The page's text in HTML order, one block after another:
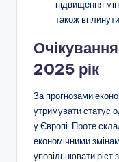
підвищення
також
2025 рік
За прогнозами
утримувати статус
у Європі. Проте
економічними
уповільнювати ріст